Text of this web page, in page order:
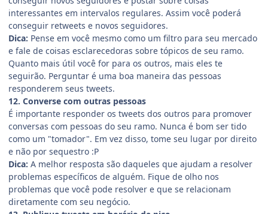
interessantes em intervalos regulares. Assim você poderá
conseguir retweets e novos seguidores.
Dica: Pense em você mesmo como um filtro para seu mercado
e fale de coisas esclarecedoras sobre tópicos de seu ramo.
Quanto mais útil você for para os outros, mais eles te
seguirão. Perguntar é uma boa maneira das pessoas
responderem seus tweets.
12. Converse com outras pessoas
É importante responder os tweets dos outros para promover
conversas com pessoas do seu ramo. Nunca é bom ser tido
como um "tomador". Em vez disso, tome seu lugar por direito
e não por sequestro :P
Dica: A melhor resposta são daqueles que ajudam a resolver
problemas específicos de alguém. Fique de olho nos
problemas que você pode resolver e que se relacionam
diretamente com seu negócio.